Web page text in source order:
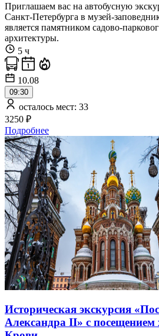
Приглашаем вас на автобусную
Санкт-Петербурга в музей-
является памятником садово-
архитектуры.
5 ч
10.08
09:30
осталось мест: 33
3250 ₽
Подробнее
Историческая экскурсия
Александра II» с